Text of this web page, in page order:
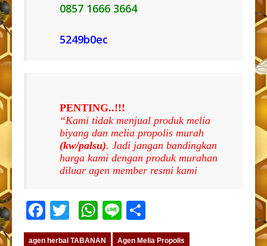
0857 1666 3664
5249b0ec
PENTING..!!!
“Kami tidak menjual produk melia
biyang dan melia propolis murah
(kw/palsu). Jadi jangan bandingkan
harga kami dengan produk murahan
diluar agen member resmi kami
Facebook
TwitterWhatsApp
Line
agen herbal TABANAN Agen Melia Propolis